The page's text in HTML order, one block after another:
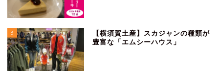
3
【横須賀土産】スカジャンの種類が
豊富な「エムシーハウス」